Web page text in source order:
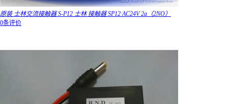
原装 士林交流接触器 S-P12 士林 接触器 SP12 AC24V 2a（2NO）
0条评价